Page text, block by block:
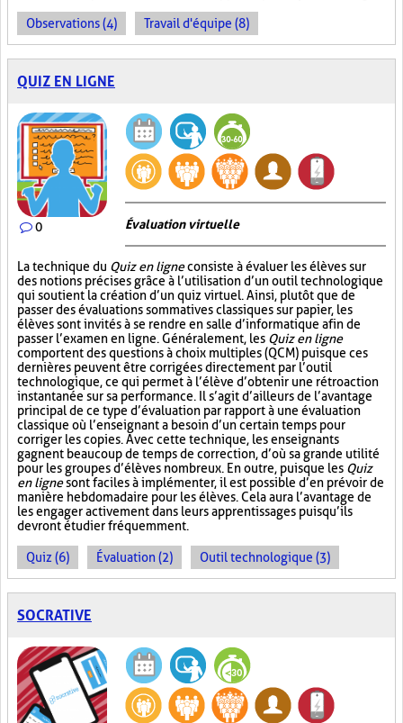
Observations (4) Travail d'équipe (8)
QUIZ EN LIGNE
0 Évaluation virtuelle
La technique du Quiz en ligneconsiste à évaluer les élèves sur
des notions précises grâce à l’utilisation d’un outil technologique
qui soutient la création d’un quiz virtuel. Ainsi, plutôt que de
passer des évaluations sommatives classiques sur papier, les
élèves sont invités à se rendre en salle d’informatique afin de
passer l’examen en ligne. Généralement, les Quiz en ligne
comportent des questions à choix multiples (QCM) puisque ces
dernières peuvent être corrigées directement par l’outil
technologique, ce qui permet à l’élève d’obtenir une rétroaction
instantanée sur sa performance. Il s’agit d’ailleurs de l’avantage
principal de ce type d’évaluation par rapport à une évaluation
classique où l’enseignant a besoin d’un certain temps pour
corriger les copies. Avec cette technique, les enseignants
gagnent beaucoup de temps de correction, d’où sa grande utilité
pour les groupes d’élèves nombreux. En outre, puisque les Quiz
en lignesont faciles à implémenter, il est possible d’en prévoir de
manière hebdomadaire pour les élèves. Cela aura l’avantage de
les engager activement dans leurs apprentissages puisqu’ils
devront étudier fréquemment.
Quiz (6) Évaluation (2) Outil technologique (3)
SOCRATIVE